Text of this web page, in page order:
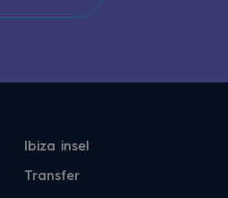
Ibiza insel
Transfer